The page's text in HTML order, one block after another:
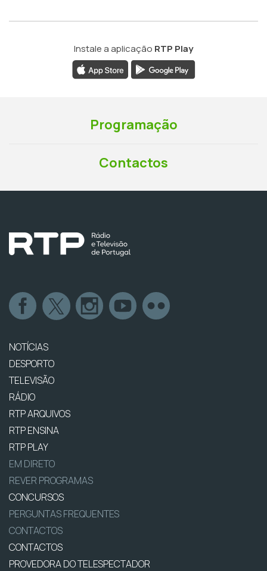
Instale a aplicação RTP Play
Programação
Contactos
NOTÍCIAS
DESPORTO
TELEVISÃO
RÁDIO
RTP ARQUIVOS
RTP ENSINA
RTP PLAY
EM DIRETO
REVER PROGRAMAS
CONCURSOS
PERGUNTAS FREQUENTES
CONTACTOS
CONTACTOS
PROVEDORA DO TELESPECTADOR